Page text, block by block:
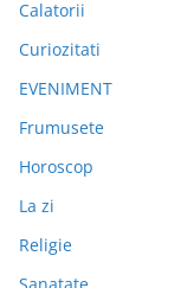
Calatorii
Curiozitati
EVENIMENT
Frumusete
Horoscop
La zi
Religie